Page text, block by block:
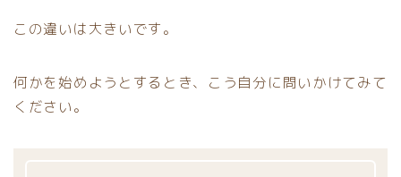
この違いは大きいです。
何かを始めようとするとき、こう自分に問いかけてみて
ください。